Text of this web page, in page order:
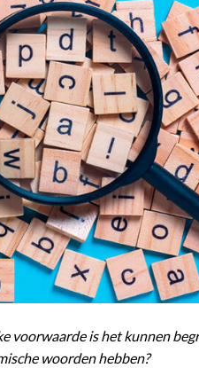
voorwaarde is het kunnen
woorden hebben?